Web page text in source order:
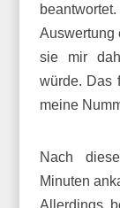
Auswertung
sie mir
würde. Das
meine
Nach
Minuten
Allerdings